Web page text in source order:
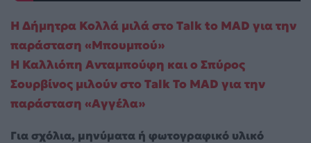
Η Δήμητρα Κολλά μιλά στο Talk to MAD για την
παράσταση «Μπουμπού»
Η Καλλιόπη Ανταμπούφη και ο Σπύρος
Σουρβίνος μιλούν στο Talk To MAD για την
παράσταση «Αγγέλα»
Για σχόλια, μηνύματα ή φωτογραφικό υλικό